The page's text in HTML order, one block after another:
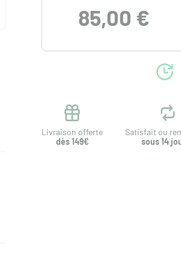
85,00 €
Livraison offerte
dès 149€
Satisfait ou
sous 14